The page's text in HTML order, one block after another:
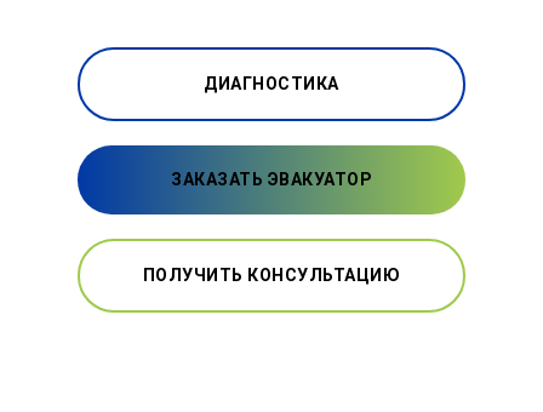
ДИАГНОСТИКА
ЗАКАЗАТЬ ЭВАКУАТОР
ПОЛУЧИТЬ КОНСУЛЬТАЦИЮ